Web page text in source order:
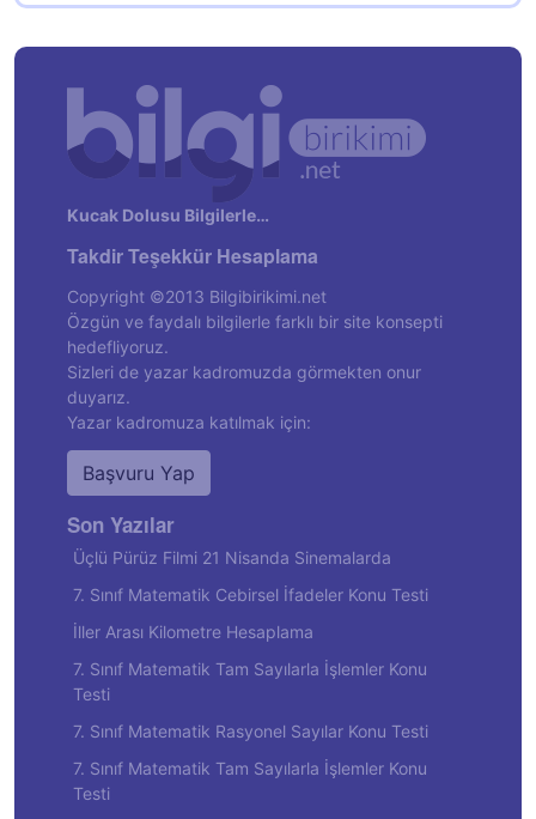
Kucak Dolusu Bilgilerle…
Takdir Teşekkür Hesaplama
Copyright ©2013 Bilgibirikimi.net
Özgün ve faydalı bilgilerle farklı bir site konsepti
hedefliyoruz.
Sizleri de yazar kadromuzda görmekten onur
duyarız.
Yazar kadromuza katılmak için:
Başvuru Yap
Son Yazılar
Üçlü Pürüz Filmi 21 Nisanda Sinemalarda
7. Sınıf Matematik Cebirsel İfadeler Konu Testi
İller Arası Kilometre Hesaplama
7. Sınıf Matematik Tam Sayılarla İşlemler Konu
Testi
7. Sınıf Matematik Rasyonel Sayılar Konu Testi
7. Sınıf Matematik Tam Sayılarla İşlemler Konu
Testi